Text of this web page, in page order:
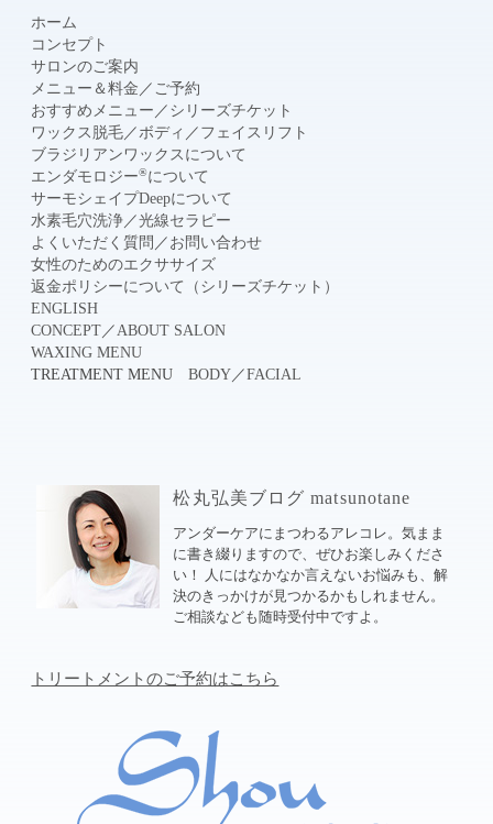
ホーム
コンセプト
サロンのご案内
メニュー＆料金 ／ ご予約
おすすめメニュー ／ シリーズチケット
ワックス脱毛／ボディ ／ フェイスリフト
ブラジリアンワックスについて
エンダモロジー®について
サーモシェイプDeepについて
水素毛穴洗浄／光線セラピー
よくいただく質問 ／ お問い合わせ
女性のためのエクササイズ
返金ポリシーについて（シリーズチケット）
ENGLISH
CONCEPT／ABOUT SALON
WAXING MENU
TREATMENT MENUBODY／FACIAL
松丸弘美ブログ matsunotane
アンダーケアにまつわるアレコレ。気まま
に書き綴りますので、ぜひお楽しみくださ
い！ 人にはなかなか言えないお悩みも、解
決のきっかけが見つかるかもしれません。
ご相談なども随時受付中ですよ。
トリートメントのご予約はこちら